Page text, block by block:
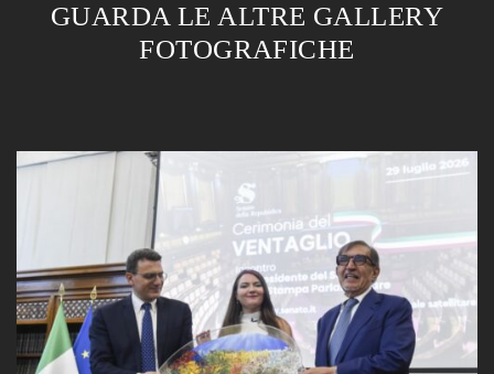
GUARDA LE ALTRE GALLERY
FOTOGRAFICHE